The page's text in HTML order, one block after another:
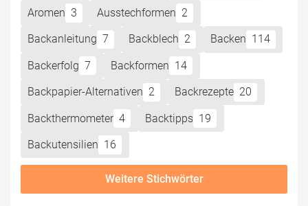
Aromen 3 Ausstechformen 2
Backanleitung 7 Backblech 2 Backen 114
Backerfolg 7 Backformen 14
Backpapier-Alternativen 2 Backrezepte 20
Backthermometer 4 Backtipps 19
Backutensilien 16
Weitere Stichwörter